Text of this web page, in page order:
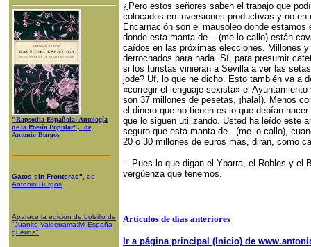
"Rapsodia Española: Antología
de la Poesía Popular", de
Antonio Burgos
Gatos sin Fronteras" , de
Antonio Burgos
Aparece la edición de bolsillo de
"Juanito Valderrama:Mi España
querida"
¿Pero estos señores saben el trabajo que
colocados en inversiones productivas y no
Encarnación son el mausoleo donde
donde esta manta de... (me lo callo) están
caídos en las próximas elecciones. Millones
derrochados para nada. Sí, para presumir
si los turistas vinieran a Sevilla a ver las
jode? Uf, lo que he dicho. Esto también va a
«corregir el lenguaje sexista» el
son 37 millones de pesetas, ¡hala!). Menos
el dinero que no tienen es lo que debían
que lo siguen utilizando. Usted ha leído este
seguro que esta manta de...(me lo callo),
20 o 30 millones de euros más, dirán, como
—Pues lo que digan el Ybarra, el Robles y el
vergüenza que tenemos.
Articulos de días anteriores
Ir a página principal (Inicio) de